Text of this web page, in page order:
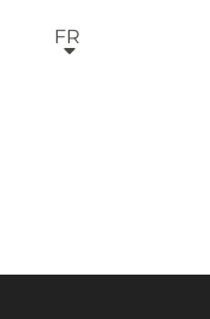
FR